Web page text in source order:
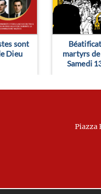
sont
Dieu
>
martyrs
Samedi
Piazza